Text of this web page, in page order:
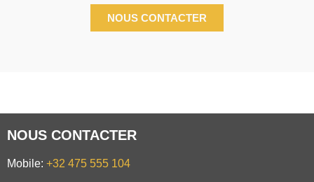
NOUS CONTACTER
NOUS CONTACTER
Mobile: +32 475 555 104